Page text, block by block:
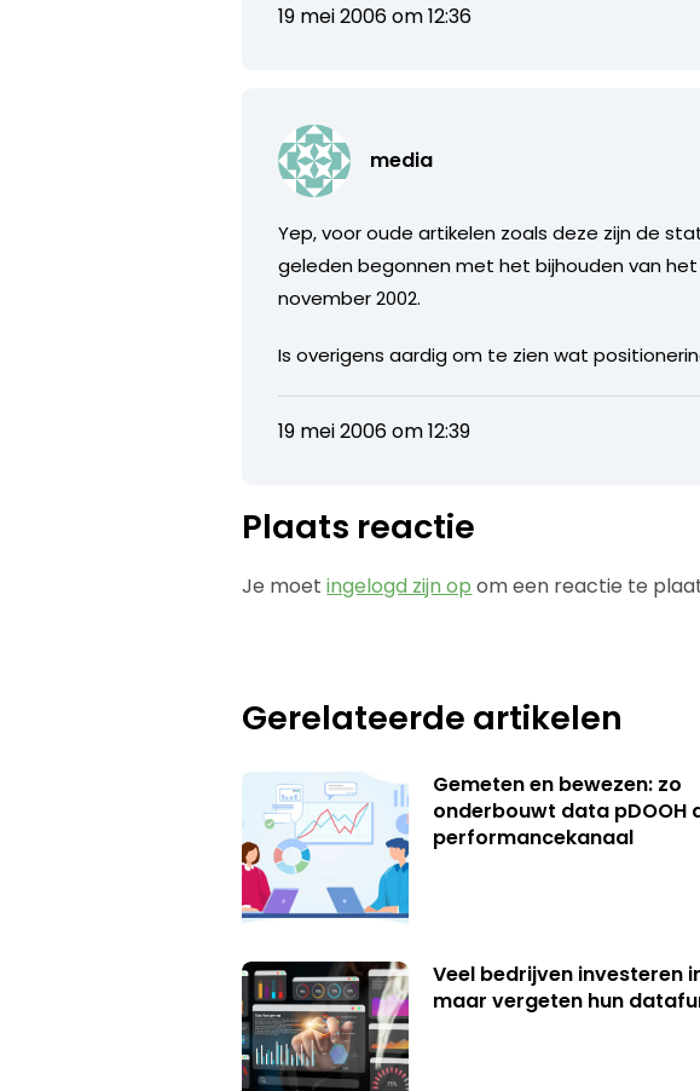
19 mei 2006 om 12:36
media
Yep, voor oude artikelen zoals deze zijn de
geleden begonnen met het bijhouden van
november 2002.
Is overigens aardig om te zien wat
19 mei 2006 om 12:39
Plaats reactie
Je moetingelogd zijn op om een reactie te
Gerelateerde artikelen
Gemeten en bewezen: zo
onderbouwt data pDOOH
performancekanaal
Veel bedrijven investeren
maar vergeten hun